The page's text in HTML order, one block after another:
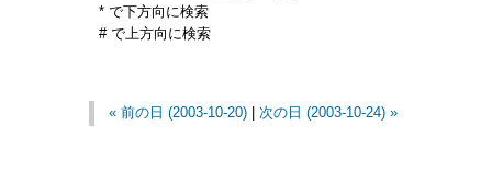
* で下方向に検索
# で上方向に検索
« 前の日 (2003-10-20) |次の日 (2003-10-24) »